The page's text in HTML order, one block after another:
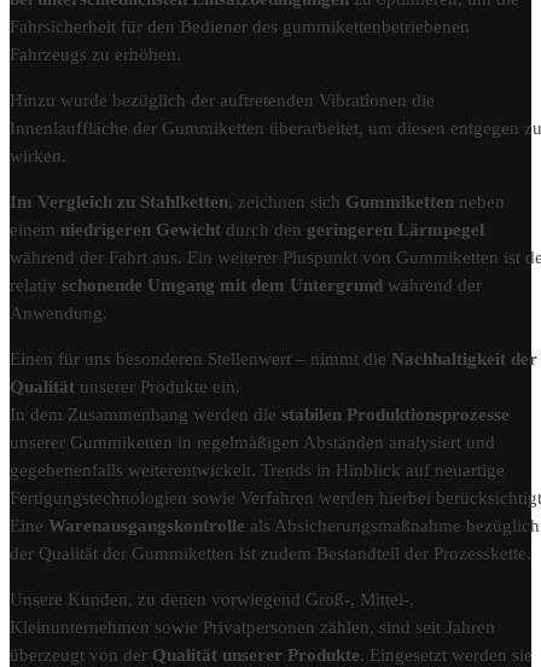
Fahrsicherheit für den Bediener des gummikettenbetriebenen
Fahrzeugs zu erhöhen.
Hinzu wurde bezüglich der auftretenden Vibrationen die
Innenlauffläche der Gummiketten überarbeitet, um diesen entgegen zu
wirken.
Im Vergleich zu Stahlketten, zeichnen sich Gummiketten neben
einem niedrigeren Gewicht durch den geringeren Lärmpegel
während der Fahrt aus. Ein weiterer Pluspunkt von Gummiketten ist
relativ schonende Umgang mit dem Untergrund während der
Anwendung.
Einen für uns besonderen Stellenwert – nimmt die Nachhaltigkeit der
Qualität unserer Produkte ein.
In dem Zusammenhang werden die stabilen Produktionsprozesse
unserer Gummiketten in regelmäßigen Abständen analysiert und
gegebenenfalls weiterentwickelt. Trends in Hinblick auf neuartige
Fertigungstechnologien sowie Verfahren werden hierbei
Eine Warenausgangskontrolle als Absicherungsmaßnahme bezüglich
der Qualität der Gummiketten ist zudem Bestandteil der Prozesskette.
Unsere Kunden, zu denen vorwiegend Groß-, Mittel-,
Kleinunternehmen sowie Privatpersonen zählen, sind seit Jahren
überzeugt von der Qualität unserer Produkte. Eingesetzt werden sie